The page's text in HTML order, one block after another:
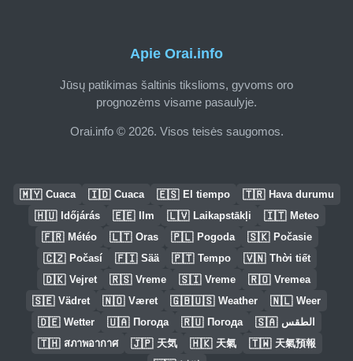
Apie Orai.info
Jūsų patikimas šaltinis tikslioms, gyvoms oro
prognozėms visame pasaulyje.
Orai.info © 2026. Visos teisės saugomos.
🇲🇾 Cuaca 🇮🇩 Cuaca 🇪🇸 El tiempo 🇹🇷 Hava durumu
🇭🇺 Időjárás 🇪🇪 Ilm 🇱🇻 Laikapstākļi 🇮🇹 Meteo
🇫🇷 Météo 🇱🇹 Oras 🇵🇱 Pogoda 🇸🇰 Počasie
🇨🇿 Počasí 🇫🇮 Sää 🇵🇹 Tempo 🇻🇳 Thời tiết
🇩🇰 Vejret 🇷🇸 Vreme 🇸🇮 Vreme 🇷🇴 Vremea
🇸🇪 Vädret 🇳🇴 Været 🇬🇧🇺🇸 Weather 🇳🇱 Weer
🇩🇪 Wetter 🇺🇦 Погода 🇷🇺 Погода 🇸🇦 الطقس
🇹🇭 สภาพอากาศ 🇯🇵 天気 🇭🇰 天氣 🇹🇼 天氣預報